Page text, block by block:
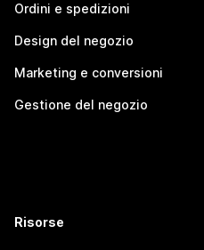
Ordini e spedizioni
Design del negozio
Marketing e conversioni
Gestione del negozio
Risorse